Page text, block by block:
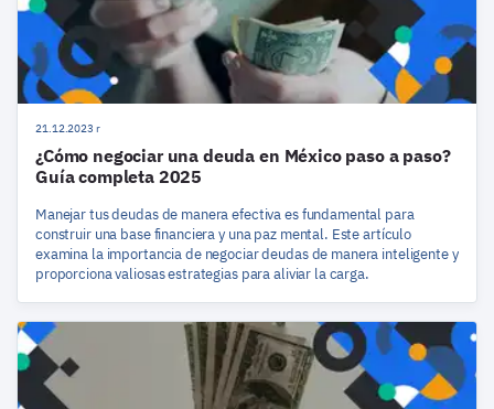
21.12.2023 r
¿Cómo negociar una deuda en México paso a paso?
Guía completa 2025
Manejar tus deudas de manera efectiva es fundamental para
construir una base financiera y una paz mental. Este artículo
examina la importancia de negociar deudas de manera inteligente y
proporciona valiosas estrategias para aliviar la carga.